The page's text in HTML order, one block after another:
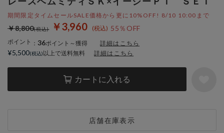
期間限定タイムセールSALE価格から更に10%OFF! 8/10 10:00まで
￥3,960 55％OFF
￥8,800
ポイント ： 36ポイント～獲得 詳細はこちら
カートに入れる
店舗在庫表示
¥5,500 以上で送料無料 詳細はこちら